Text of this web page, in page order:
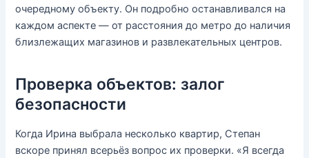
очередному объекту. Он подробно останавливался на
каждом аспекте — от расстояния до метро до наличия
близлежащих магазинов и развлекательных центров.
Проверка объектов: залог
безопасности
Когда Ирина выбрала несколько квартир, Степан
вскоре принял всерьёз вопрос их проверки. «Я всегда